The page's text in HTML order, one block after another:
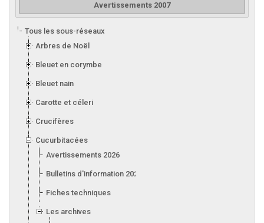
Avertissements 2007
Tous les sous-réseaux
Arbres de Noël
Bleuet en corymbe
Bleuet nain
Carotte et céleri
Crucifères
Cucurbitacées
Avertissements 2026
Bulletins d'information 2026
Fiches techniques
Les archives